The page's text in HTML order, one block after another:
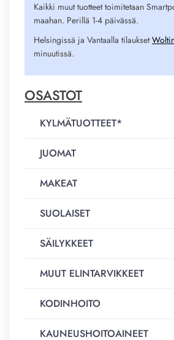
Kaikki muut tuotteet toimitetaan
maahan. Perillä 1-4 päivässä.
Helsingissä ja Vantaalla tilaukset
minuutissä.
OSASTOT
KYLMÄTUOTTEET*
JUOMAT
MAKEAT
SUOLAISET
SÄILYKKEET
MUUT ELINTARVIKKEET
KODINHOITO
KAUNEUSHOITOAINEET